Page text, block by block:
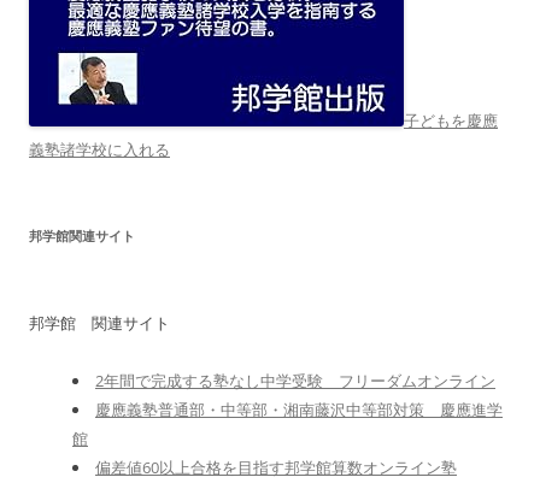
子どもを慶應
義塾諸学校に入れる
邦学館関連サイト
邦学館 関連サイト
2年間で完成する塾なし中学受験 フリーダムオンライン
慶應義塾普通部・中等部・湘南藤沢中等部対策 慶應進学
館
偏差値60以上合格を目指す邦学館算数オンライン塾